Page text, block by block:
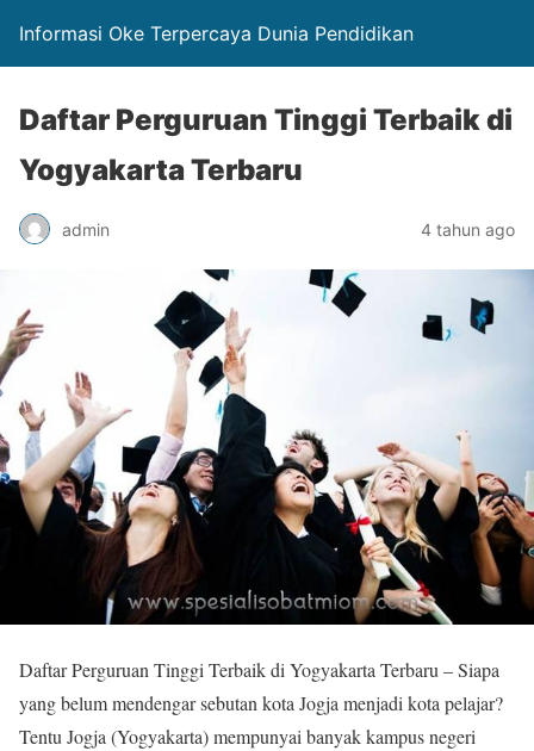
Informasi Oke Terpercaya Dunia Pendidikan
Daftar Perguruan Tinggi Terbaik di
Yogyakarta Terbaru
admin 4 tahun ago
Daftar Perguruan Tinggi Terbaik di Yogyakarta Terbaru – Siapa
yang belum mendengar sebutan kota Jogja menjadi kota pelajar?
Tentu Jogja (Yogyakarta) mempunyai banyak kampus negeri